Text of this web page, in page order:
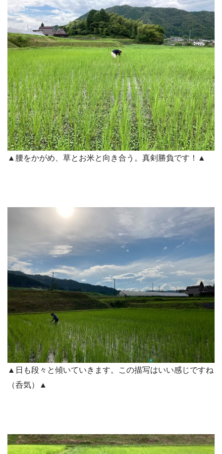
▲腰をかがめ、草とお米と向き合う。真剣勝負です！▲
▲日も段々と傾いていきます。この描写はいい感じですね
（呑気）▲